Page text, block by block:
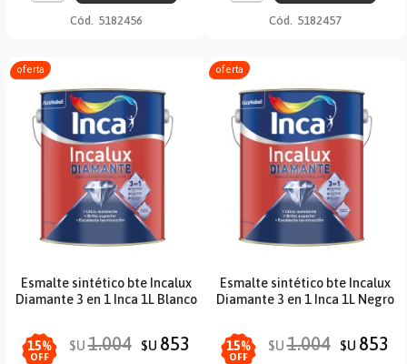
Cód. 5182456 Cód. 5182457
oferta
Esmalte sintético bte Incalux
Diamante 3 en 1 Inca 1L Blanco
15%
OFF
$U 1.004 $U 853
oferta
Esmalte sintético bte Incalux
Diamante 3 en 1 Inca 1L Negro
15%
OFF
$U 1.004 $U 853